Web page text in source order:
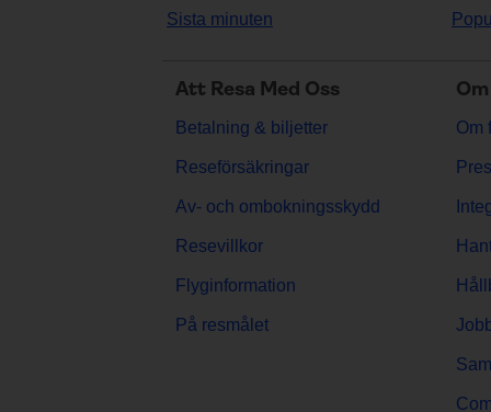
Sista minuten
Att Resa Med Oss
Betalning & biljetter
Reseförsäkringar
Av- och ombokningsskydd
Resevillkor
Flyginformation
På resmålet
Om
Om